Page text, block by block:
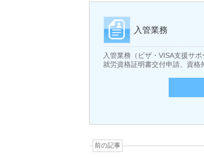
入管業務
入管業務（ビザ・VISA支援サ
就労資格証明書交付申請、資
前の記事